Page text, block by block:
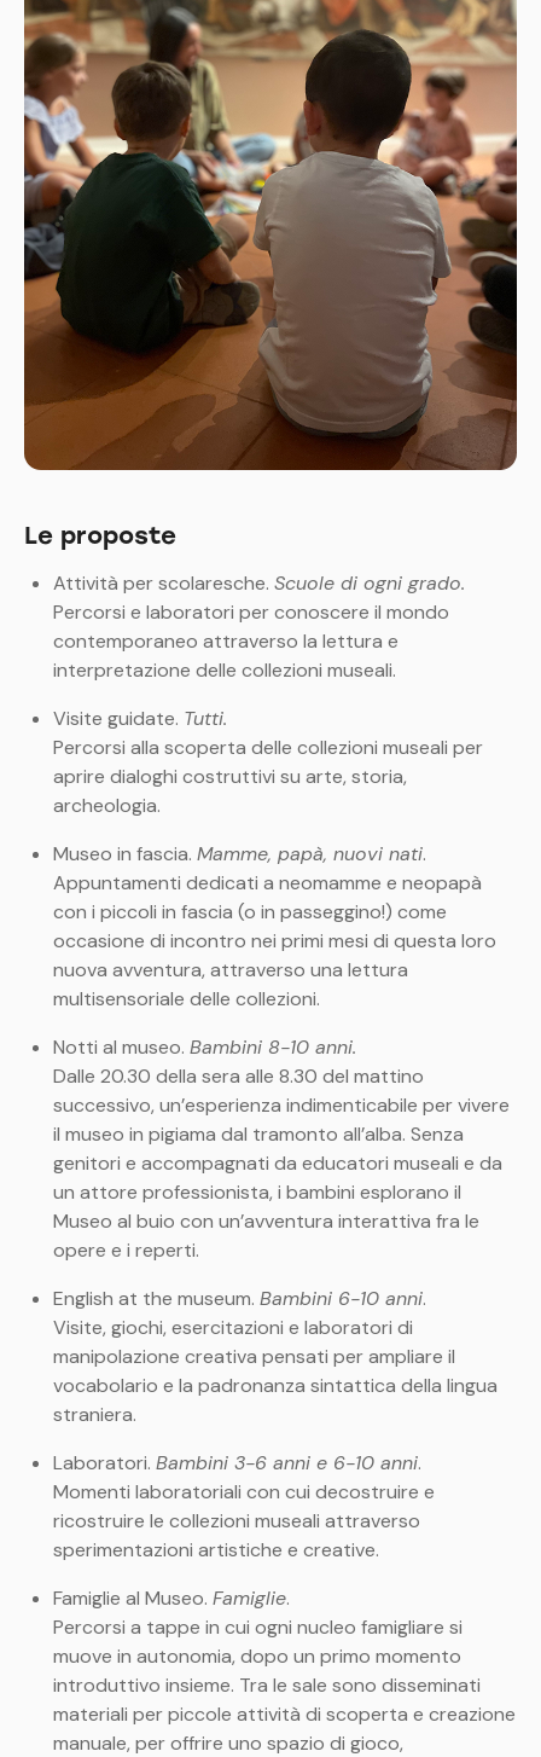
Le proposte
Attività per scolaresche. Scuole di ogni grado.
Percorsi e laboratori per conoscere il mondo
contemporaneo attraverso la lettura e
interpretazione delle collezioni museali.
Visite guidate. Tutti.
Percorsi alla scoperta delle collezioni museali per
aprire dialoghi costruttivi su arte, storia,
archeologia.
Museo in fascia. Mamme, papà, nuovi nati.
Appuntamenti dedicati a neomamme e neopapà
con i piccoli in fascia (o in passeggino!) come
occasione di incontro nei primi mesi di questa loro
nuova avventura, attraverso una lettura
multisensoriale delle collezioni.
Notti al museo. Bambini 8-10 anni.
Dalle 20.30 della sera alle 8.30 del mattino
successivo, un’esperienza indimenticabile per vivere
il museo in pigiama dal tramonto all’alba. Senza
genitori e accompagnati da educatori museali e da
un attore professionista, i bambini esplorano il
Museo al buio con un’avventura interattiva fra le
opere e i reperti.
English at the museum. Bambini 6-10 anni.
Visite, giochi, esercitazioni e laboratori di
manipolazione creativa pensati per ampliare il
vocabolario e la padronanza sintattica della lingua
straniera.
Laboratori. Bambini 3-6 anni e 6-10 anni.
Momenti laboratoriali con cui decostruire e
ricostruire le collezioni museali attraverso
sperimentazioni artistiche e creative.
Famiglie al Museo. Famiglie.
Percorsi a tappe in cui ogni nucleo famigliare si
muove in autonomia, dopo un primo momento
introduttivo insieme. Tra le sale sono disseminati
materiali per piccole attività di scoperta e creazione
manuale, per offrire uno spazio di gioco,